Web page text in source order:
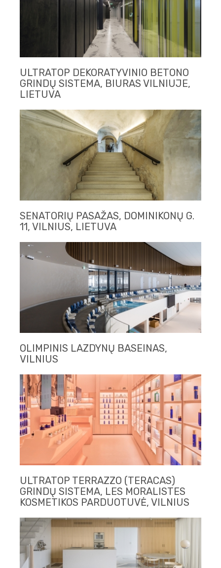
ULTRATOP DEKORATYVINIO BETONO
GRINDŲ SISTEMA, BIURAS VILNIUJE,
LIETUVA
SENATORIŲ PASAŽAS, DOMINIKONŲ G.
11, VILNIUS, LIETUVA
OLIMPINIS LAZDYNŲ BASEINAS,
VILNIUS
ULTRATOP TERRAZZO (TERACAS)
GRINDŲ SISTEMA, LES MORALISTES
KOSMETIKOS PARDUOTUVĖ, VILNIUS